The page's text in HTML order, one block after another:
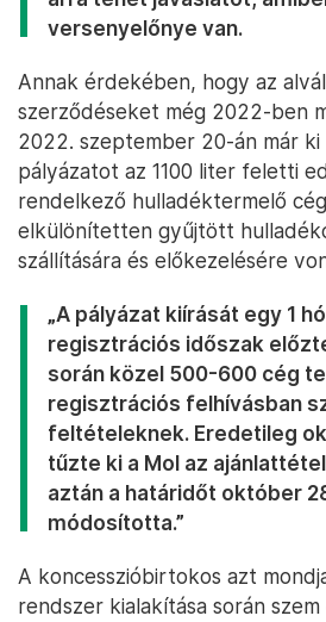
versenyelőnye van.
Annak érdekében, hogy az
szerződéseket még 2022-ben
2022. szeptember 20-án már
pályázatot az 1100 liter feletti
rendelkező hulladéktermelő
elkülönítetten gyűjtött
szállítására és előkezelésére
„A pályázat kiírását egy 1
regisztrációs időszak
során közel 500-600 cég
regisztrációs felhívásban
feltételeknek. Eredetileg
tűzte ki a Mol az
aztán a határidőt október
módosította.”
A koncesszióbirtokos azt
rendszer kialakítása során